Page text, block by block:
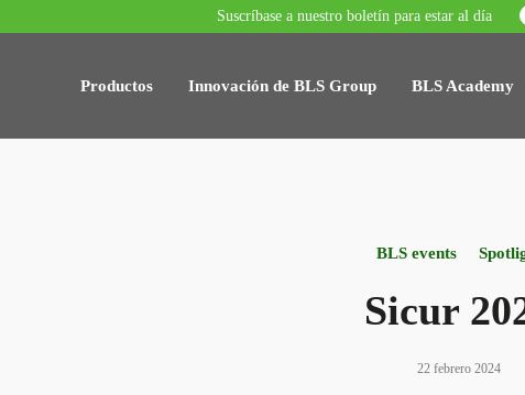
Suscríbase a nuestro boletín para estar al día
Productos Innovación de BLS Group BLS Academy
BLS events
Sicur
22 febrero 2024